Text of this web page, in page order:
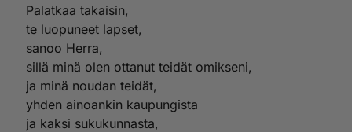
Palatkaa takaisin,
te luopuneet lapset,
sanoo Herra,
sillä minä olen ottanut teidät omikseni,
ja minä noudan teidät,
yhden ainoankin kaupungista
ja kaksi sukukunnasta,